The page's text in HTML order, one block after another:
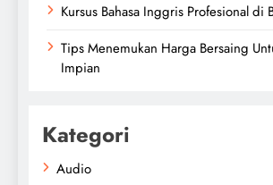
Kursus Bahasa Inggris Profesional di
Tips Menemukan Harga Bersaing
Impian
Kategori
Audio